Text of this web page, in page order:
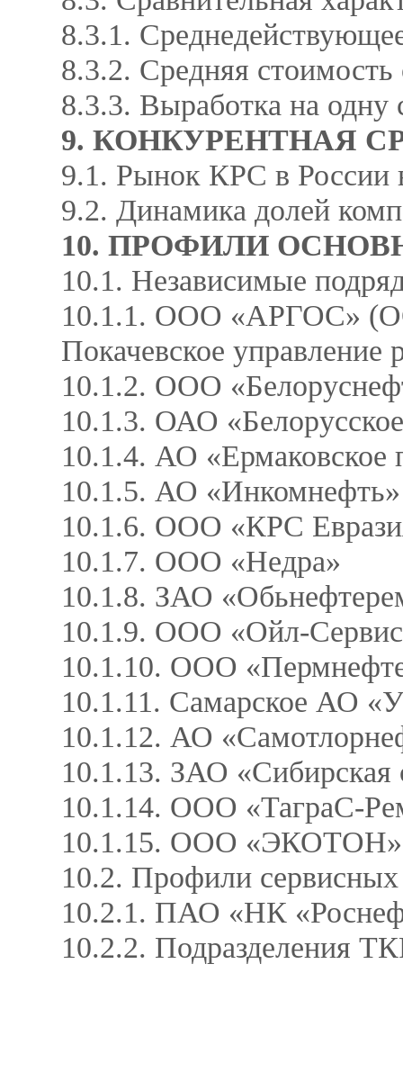
8.3.1.
8.3.2. Средняя
8.3.3. Выработка на
9. КОНКУРЕНТНАЯ
9.1. Рынок КРС в России
9.2. Динамика долей
10. ПРОФИЛИ
10.1. Независимые
10.1.1. ООО «АРГОС»
Покачевcкое
10.1.2. ООО
10.1.3. ОАО
10.1.4. АО «Ермаковское
10.1.5. АО
10.1.6. ООО «КРС
10.1.7. ООО «Недра»
10.1.8. ЗАО
10.1.9. ООО «Ойл-
10.1.10. ООО
10.1.11. Самарское АО
10.1.12. АО
10.1.13. ЗАО
10.1.14. ООО «ТаграС-
10.1.15. ООО
10.2. Профили
10.2.1. ПАО «НК
10.2.2. Подразделения